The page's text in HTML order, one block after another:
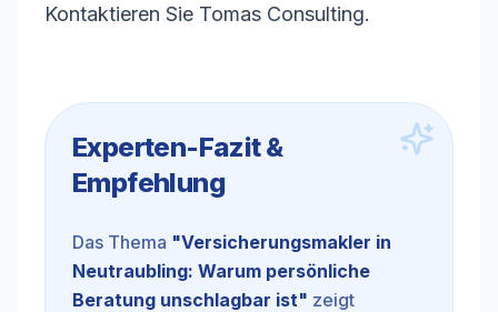
Kontaktieren Sie Tomas Consulting.
Experten-Fazit &
Empfehlung
Das Thema "Versicherungsmakler in
Neutraubling: Warum persönliche
Beratung unschlagbar ist" zeigt